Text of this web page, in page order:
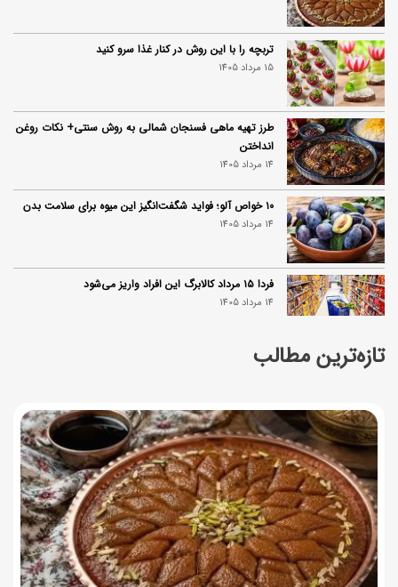
تازه‌ترین مطالب
تربچه را با این روش در کنار غذا سرو کنید
15 مرداد 1405
طرز تهیه ماهی فسنجان شمالی به روش سنتی+ نکات روغن
انداختن
14 مرداد 1405
۱۰ خواص آلو؛ فواید شگفت‌انگیز این میوه برای سلامت بدن
14 مرداد 1405
فردا ۱۵ مرداد کالابرگ این افراد واریز می‌شود
14 مرداد 1405
زمان شارژ کالابرگ تغییر کرد؛ جزئیات برنامه جدید واریز اعتبار
توصیه‌های مهم برای دفع انواع حشرات در خانه
14 مرداد 1405
طرز تهیه آلبالو شور خانگی؛ خوش‌رنگ و بدون کپک
14 مرداد 1405